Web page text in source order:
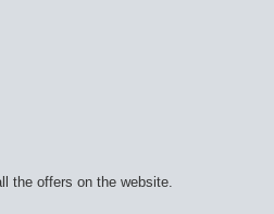
the offers on the website.